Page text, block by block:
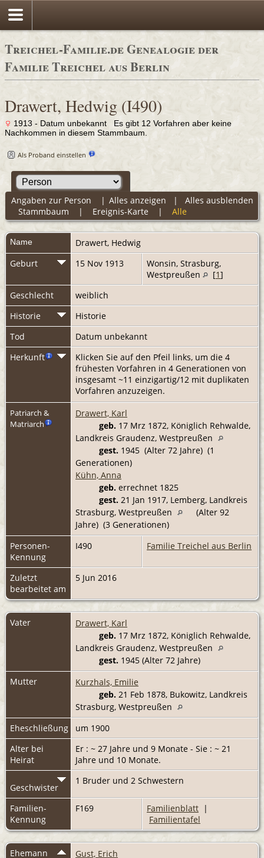
Treichel-Familie.de Genealogie der
Familie Treichel aus Berlin
Drawert, Hedwig (I490)
1913 - Datum unbekannt Es gibt 12 Vorfahren aber keine
Nachkommen in diesem Stammbaum.
Als Proband einstellen
Alles anzeigen | Alles ausblenden
Angaben zur Person |
Stammbaum | Ereignis-Karte | Alle
Name Drawert, Hedwig
Geburt
15 Nov 1913
Wonsin, Strasburg,
Westpreußen
[1]
Geschlecht
weiblich
Historie
Historie
Tod
Datum unbekannt
Herkunft
Klicken Sie auf den Pfeil links, um die 4
frühesten Vorfahren in 4 Generationen von
insgesamt ~11 einzigartig/12 mit duplikaten
Vorfahren anzuzeigen.
Patriarch &
Matriarch
Drawert, Karl
geb. 17 Mrz 1872, Königlich Rehwalde,
Landkreis Graudenz, Westpreußen
gest. 1945 (Alter 72 Jahre) (1
Generationen)
Kühn, Anna
geb. errechnet 1825
gest. 21 Jan 1917, Lemberg, Landkreis
Strasburg, Westpreußen
(Alter 92
Jahre) (3 Generationen)
Personen-
Kennung
I490 Familie Treichel aus Berlin
Zuletzt
bearbeitet am
5 Jun 2016
Vater
Drawert, Karl
geb. 17 Mrz 1872, Königlich Rehwalde,
Landkreis Graudenz, Westpreußen
gest. 1945 (Alter 72 Jahre)
Mutter
Kurzhals, Emilie
geb. 21 Feb 1878, Bukowitz, Landkreis
Strasburg, Westpreußen
Eheschließung
um 1900
Alter bei
Heirat
Er : ~ 27 Jahre und 9 Monate - Sie : ~ 21
Jahre und 10 Monate.
Geschwister
1 Bruder und 2 Schwestern
Familien-
Kennung
F169 Familienblatt |
Familientafel
Ehemann
Gust, Erich